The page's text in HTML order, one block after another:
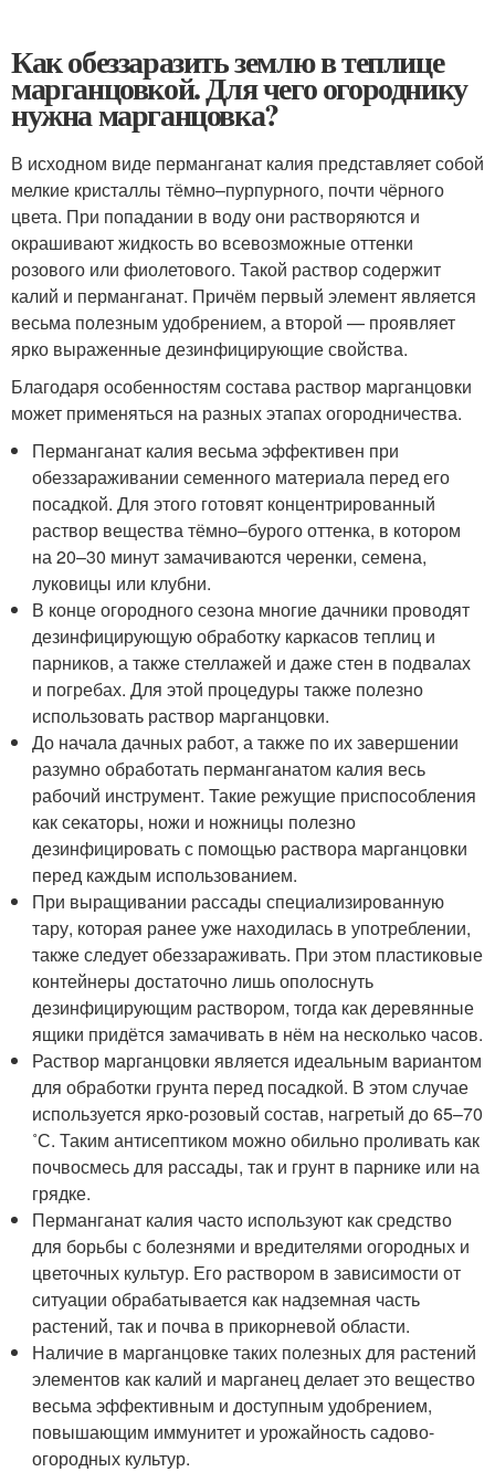
Как обеззаразить землю в теплице
марганцовкой. Для чего огороднику
нужна марганцовка?
В исходном виде перманганат калия представляет собой
мелкие кристаллы тёмно–пурпурного, почти чёрного
цвета. При попадании в воду они растворяются и
окрашивают жидкость во всевозможные оттенки
розового или фиолетового. Такой раствор содержит
калий и перманганат. Причём первый элемент является
весьма полезным удобрением, а второй — проявляет
ярко выраженные дезинфицирующие свойства.
Благодаря особенностям состава раствор марганцовки
может применяться на разных этапах огородничества.
Перманганат калия весьма эффективен при
обеззараживании семенного материала перед его
посадкой. Для этого готовят концентрированный
раствор вещества тёмно–бурого оттенка, в котором
на 20–30 минут замачиваются черенки, семена,
луковицы или клубни.
В конце огородного сезона многие дачники проводят
дезинфицирующую обработку каркасов теплиц и
парников, а также стеллажей и даже стен в подвалах
и погребах. Для этой процедуры также полезно
использовать раствор марганцовки.
До начала дачных работ, а также по их завершении
разумно обработать перманганатом калия весь
рабочий инструмент. Такие режущие приспособления
как секаторы, ножи и ножницы полезно
дезинфицировать с помощью раствора марганцовки
перед каждым использованием.
При выращивании рассады специализированную
тару, которая ранее уже находилась в употреблении,
также следует обеззараживать. При этом пластиковые
контейнеры достаточно лишь ополоснуть
дезинфицирующим раствором, тогда как деревянные
ящики придётся замачивать в нём на несколько часов.
Раствор марганцовки является идеальным вариантом
для обработки грунта перед посадкой. В этом случае
используется ярко-розовый состав, нагретый до 65–70
˚С. Таким антисептиком можно обильно проливать как
почвосмесь для рассады, так и грунт в парнике или на
грядке.
Перманганат калия часто используют как средство
для борьбы с болезнями и вредителями огородных и
цветочных культур. Его раствором в зависимости от
ситуации обрабатывается как надземная часть
растений, так и почва в прикорневой области.
Наличие в марганцовке таких полезных для растений
элементов как калий и марганец делает это вещество
весьма эффективным и доступным удобрением,
повышающим иммунитет и урожайность садово-
огородных культур.